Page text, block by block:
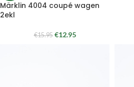
Märklin 4004 coupé wagen
2ekl
€15.95 €12.95